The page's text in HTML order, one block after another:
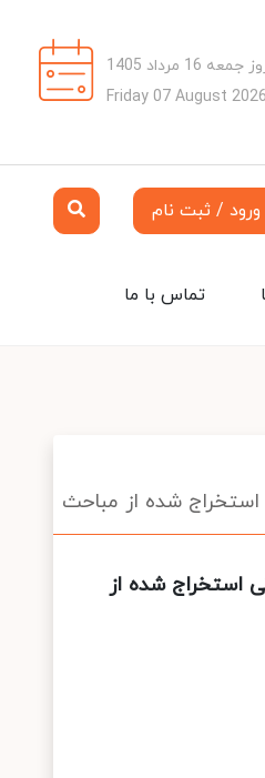
16 مرداد 1405
Friday 07 August 2026
ورود / ثبت نام
تماس با ما
شده از مباحث
استخراج شده از